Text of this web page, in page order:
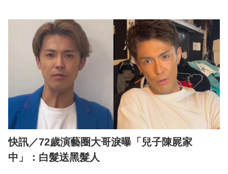
快訊／72歲演藝圈大哥淚曝「兒子陳屍家
中」：白髮送黑髮人